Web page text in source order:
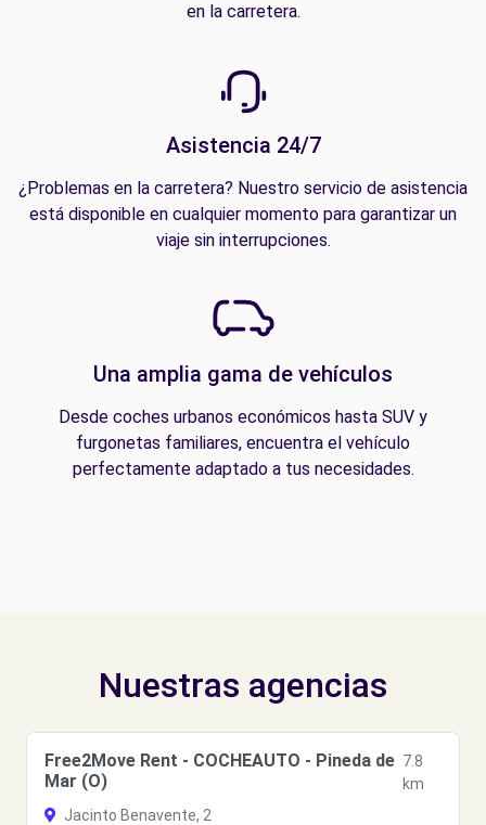
en la carretera.
Asistencia 24/7
¿Problemas en la carretera? Nuestro servicio de asistencia
está disponible en cualquier momento para garantizar un
viaje sin interrupciones.
Una amplia gama de vehículos
Desde coches urbanos económicos hasta SUV y
furgonetas familiares, encuentra el vehículo
perfectamente adaptado a tus necesidades.
Nuestras agencias
Free2Move Rent - COCHEAUTO - Pineda de
Mar (O)
7.8
km
Jacinto Benavente, 2